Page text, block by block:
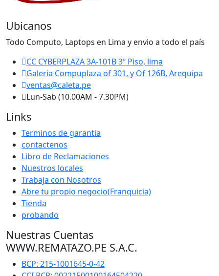
Ubicanos
Todo Computo, Laptops en Lima y envio a todo el país
CC CYBERPLAZA 3A-101B 3º Piso, lima
Galeria Compuplaza of 301, y Of 126B, Arequipa
ventas@caleta.pe
Lun-Sab (10.00AM - 7.30PM)
Links
Terminos de garantia
contactenos
Libro de Reclamaciones
Nuestros locales
Trabaja con Nosotros
Abre tu propio negocio(Franquicia)
Tienda
probando
Nuestras Cuentas
WWW.REMATAZO.PE S.A.C.
BCP: 215-1001645-0-42